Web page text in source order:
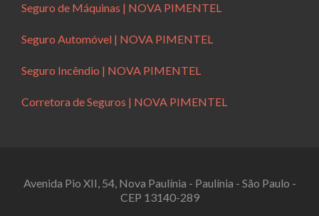
Seguro de Máquinas | NOVA PIMENTEL
Seguro Automóvel | NOVA PIMENTEL
Seguro Incêndio | NOVA PIMENTEL
Corretora de Seguros | NOVA PIMENTEL
Avenida Pio XII, 54, Nova Paulínia - Paulínia - São Paulo -
CEP 13140-289